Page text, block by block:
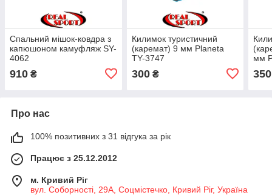
Спальний мішок-ковдра з
капюшоном камуфляж SY-
4062
910 ₴
Килимок туристичний
(каремат) 9 мм Planeta
TY-3747
300₴
мм
350
Про нас
100% позитивних з 31 відгука за рік
Працює з 25.12.2012
м. Кривий Ріг
вул. Соборності, 29А, Соцмістечко, Кривий Ріг, Україна